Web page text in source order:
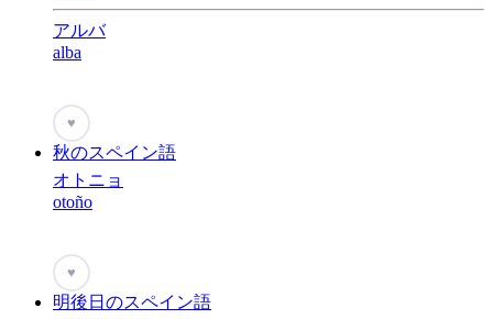
アルバ
alba
♥
秋のスペイン語
オトニョ
otoño
♥
明後日のスペイン語